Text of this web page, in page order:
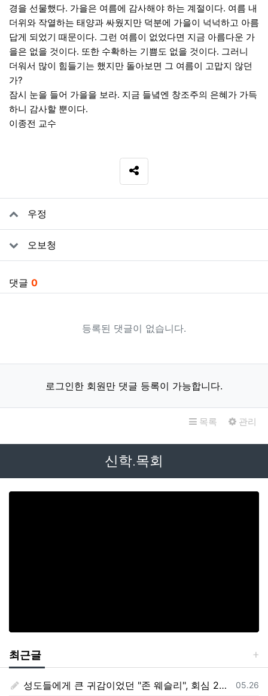
경을 선물했다. 가을은 여름에 감사해야 하는 계절이다. 여름 내
더위와 작열하는 태양과 싸웠지만 덕분에 가을이 넉넉하고 아름
답게 되었기 때문이다. 그런 여름이 없었다면 지금 아름다운 가
을은 없을 것이다. 또한 수확하는 기쁨도 없을 것이다. 그러니
더워서 많이 힘들기는 했지만 돌아보면 그 여름이 고맙지 않던
가?
잠시 눈을 들어 가을을 보라. 지금 들녘엔 창조주의 은혜가 가득
하니 감사할 뿐이다.
이종전 교수
SNS 공유
관련자료
우정
오보청
댓글 0
등록된 댓글이 없습니다.
로그인한 회원만 댓글 등록이 가능합니다.
목록 관리
신학.목회
최근글
등록일
05.26
성도들에게 큰 귀감이었던 "존 웨슬리", 회심 285 주년을 맞으며,